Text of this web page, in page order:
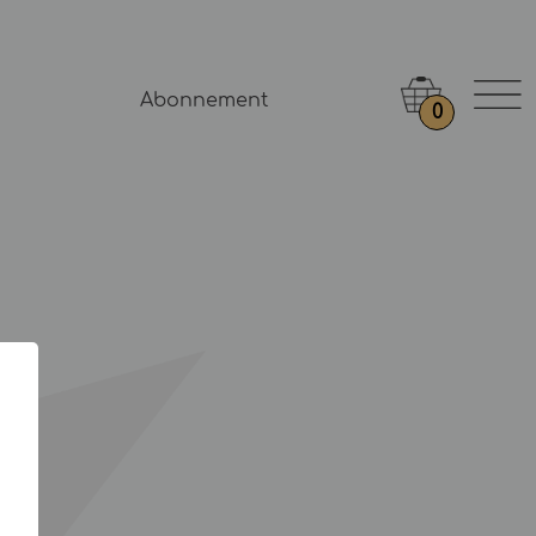
Abonnement
0